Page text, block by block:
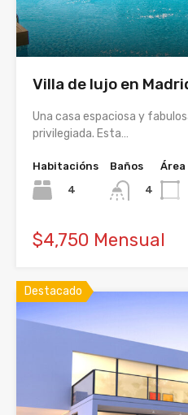
Villa de lujo en
Una casa espaciosa y
privilegiada. Esta…
Habitacións
4
Baños
4
Área
$4,750 Mensual
Destacado